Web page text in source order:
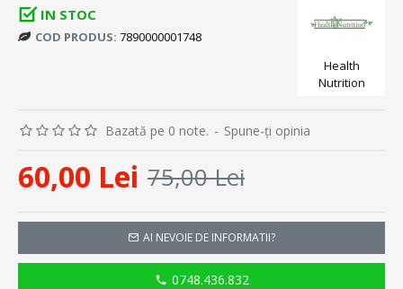
IN STOC
COD PRODUS: 7890000001748
Health
Nutrition
Bazată pe 0 note. - Spune-ţi opinia
60,00 Lei 75,00 Lei
AI NEVOIE DE INFORMATII?
0748.436.832